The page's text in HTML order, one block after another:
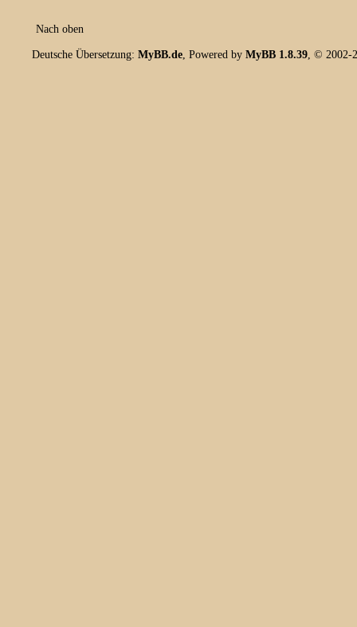
Nach oben
Deutsche Übersetzung: MyBB.de, Powered by MyBB 1.8.39, © 2002-